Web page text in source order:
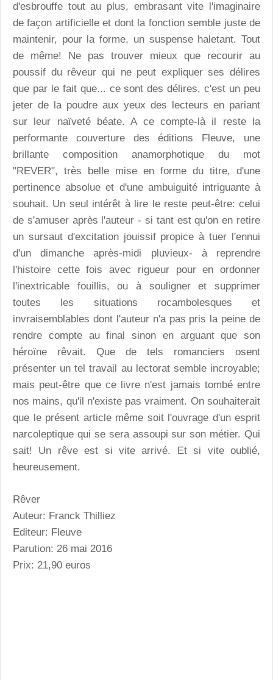
d'esbrouffe tout au plus, embrasant vite l'imaginaire
de façon artificielle et dont la fonction semble juste de
maintenir, pour la forme, un suspense haletant. Tout
de même! Ne pas trouver mieux que recourir au
poussif du rêveur qui ne peut expliquer ses délires
que par le fait que... ce sont des délires, c'est un peu
jeter de la poudre aux yeux des lecteurs en pariant
sur leur naïveté béate. A ce compte-là il reste la
performante couverture des éditions Fleuve, une
brillante composition anamorphotique du mot
"REVER", très belle mise en forme du titre, d'une
pertinence absolue et d'une ambuiguité intriguante à
souhait. Un seul intérêt à lire le reste peut-être: celui
de s'amuser après l'auteur - si tant est qu'on en retire
un sursaut d'excitation jouissif propice à tuer l'ennui
d'un dimanche après-midi pluvieux- à reprendre
l'histoire cette fois avec rigueur pour en ordonner
l'inextricable fouillis, ou à souligner et supprimer
toutes les situations rocambolesques et
invraisemblables dont l'auteur n'a pas pris la peine de
rendre compte au final sinon en arguant que son
héroïne rêvait. Que de tels romanciers osent
présenter un tel travail au lectorat semble incroyable;
mais peut-être que ce livre n'est jamais tombé entre
nos mains, qu'il n'existe pas vraiment. On souhaiterait
que le présent article même soit l'ouvrage d'un esprit
narcoleptique qui se sera assoupi sur son métier. Qui
sait! Un rêve est si vite arrivé. Et si vite oublié,
heureusement.
Rêver
Auteur: Franck Thilliez
Editeur: Fleuve
Parution: 26 mai 2016
Prix: 21,90 euros